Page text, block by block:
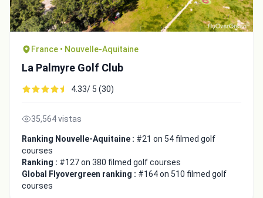
France • Nouvelle-Aquitaine
La Palmyre Golf Club
4.33/ 5 (30)
35,564 vistas
Ranking Nouvelle-Aquitaine : #21 on 54 filmed golf
courses
Ranking : #127 on 380 filmed golf courses
Global Flyovergreen ranking : #164 on 510 filmed golf
courses